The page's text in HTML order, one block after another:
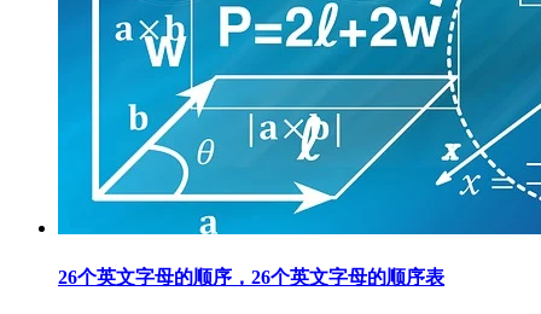
26个英文字母的顺序，26个英文字母的顺序表